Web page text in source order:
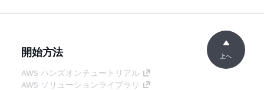
開始方法
AWS ハンズオンチュートリアル
AWS ソリューションライブラリ
上へ